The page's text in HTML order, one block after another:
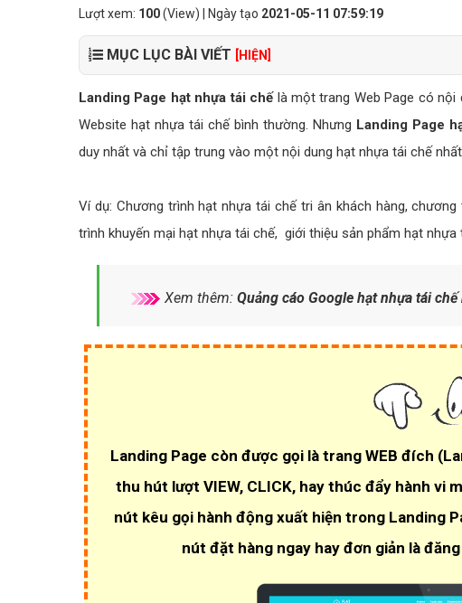
Lượt xem: 100(View) | Ngày tạo 2021-05-11 07:59:19
MỤC LỤC BÀI VIẾT [HIỆN]
Landing Page hạt nhựa tái chếlà một trang Web Page có nội
Website hạt nhựa tái chế bình thường. Nhưng Landing Page
duy nhất và chỉ tập trung vào một nội dung hạt nhựa tái chế
Ví dụ: Chương trình hạt nhựa tái chế tri ân khách hàng,
trình khuyến mại hạt nhựa tái chế, giới thiệu sản phẩm hạt
Xem thêm: Quảng cáo Google hạt nhựa tái chế
Landing Page còn được gọi là trang WEB đích
thu hút lượt VIEW, CLICK, hay thúc đẩy hành vi
nút kêu gọi hành động xuất hiện trong Landing
nút đặt hàng ngay hay đơn giản là